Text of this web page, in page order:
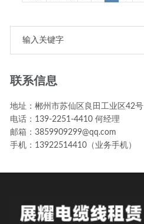
联系信息
地址：郴州市苏仙区良田工业区42号
电话：139-2251-4410 何经理
邮箱：3859909299@qq.com
手机：13922514410（业务手机）